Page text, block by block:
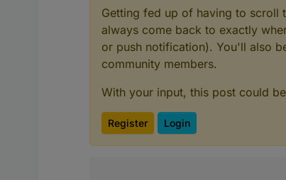
Getting fed up of having to scroll
always come back to exactly
or push notification). You'll also
community members.
With your input, this post could
Register Login